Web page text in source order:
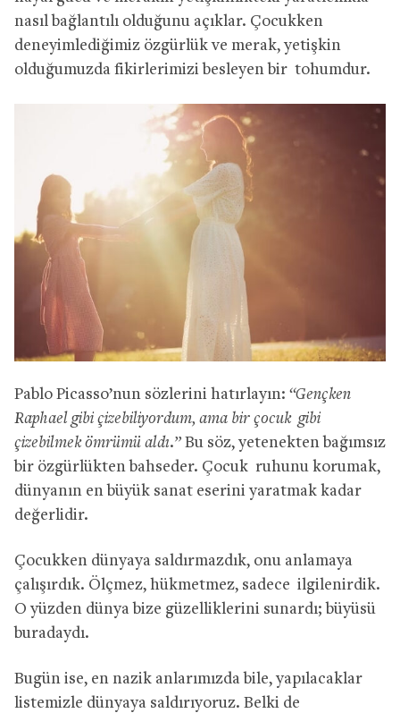
nasıl bağlantılı olduğunu açıklar. Çocukken
deneyimlediğimiz özgürlük ve merak, yetişkin
olduğumuzda fikirlerimizi besleyen bir tohumdur.
Pablo Picasso’nun sözlerini hatırlayın: “Gençken
Raphael gibi çizebiliyordum, ama bir çocuk gibi
çizebilmek ömrümü aldı.” Bu söz, yetenekten bağımsız
bir özgürlükten bahseder. Çocuk ruhunu korumak,
dünyanın en büyük sanat eserini yaratmak kadar
değerlidir.
Çocukken dünyaya saldırmazdık, onu anlamaya
çalışırdık. Ölçmez, hükmetmez, sadece ilgilenirdik.
O yüzden dünya bize güzelliklerini sunardı; büyüsü
buradaydı.
Bugün ise, en nazik anlarımızda bile, yapılacaklar
listemizle dünyaya saldırıyoruz. Belki de